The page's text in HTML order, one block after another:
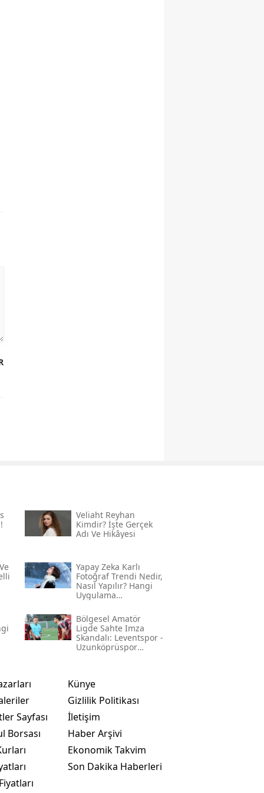
Veliaht Reyhan
Kimdir? İşte Gerçek
Adı Ve Hikâyesi
Yapay Zeka Karlı
Fotoğraf Trendi Nedir,
Nasıl Yapılır? Hangi
Uygulama
Adım Adım Rehber
Bölgesel Amatör
Ligde Sahte Imza
Skandalı: Leventspor -
Uzunköprüspor
Sayfası
Borsası
Künye
Gizlilik Politikası
İletişim
Haber Arşivi
Ekonomik Takvim
Son Dakika Haberleri